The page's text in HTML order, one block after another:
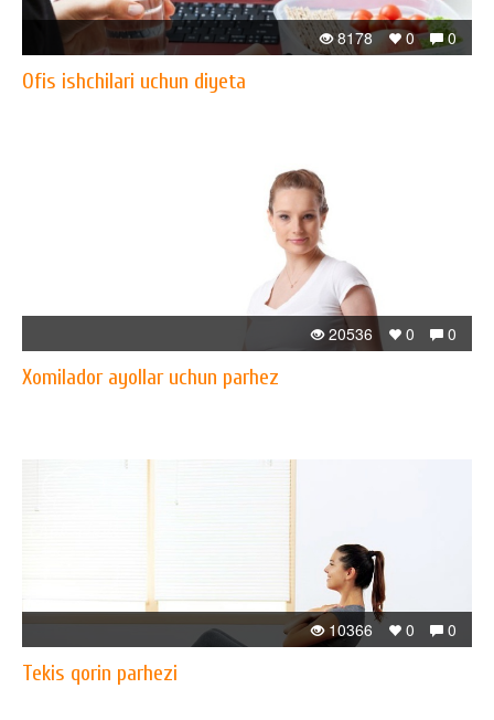
0
0
8178
Ofis ishchilari uchun diyeta
0
0
20536
Xomilador ayollar uchun parhez
0
0
10366
Tekis qorin parhezi